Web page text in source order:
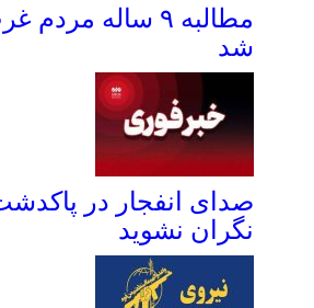
مطالبه ۹ ساله
شد
صدای انفجار در
نگران نشوید